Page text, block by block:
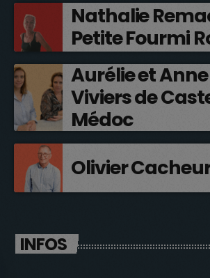
Nathalie
Petite Fourmi
Aurélie et
Viviers de
Médoc
Olivier
INFOS